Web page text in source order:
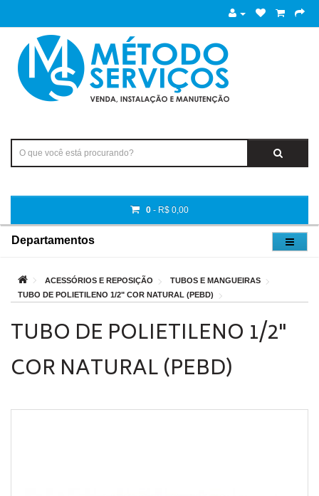
0 - R$ 0,00
Departamentos
ACESSÓRIOS E REPOSIÇÃO
TUBOS E MANGUEIRAS
TUBO DE POLIETILENO 1/2" COR NATURAL (PEBD)
TUBO DE POLIETILENO 1/2"
COR NATURAL (PEBD)